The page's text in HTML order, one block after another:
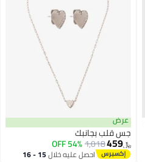
عرض
جس قلب بجانبك
﷼‏459
1,018
54% OFF
احصل عليه خلال 15 - 16